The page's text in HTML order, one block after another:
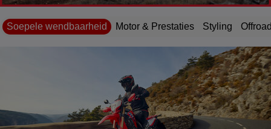
Soepele wendbaarheid Motor & Prestaties Styling